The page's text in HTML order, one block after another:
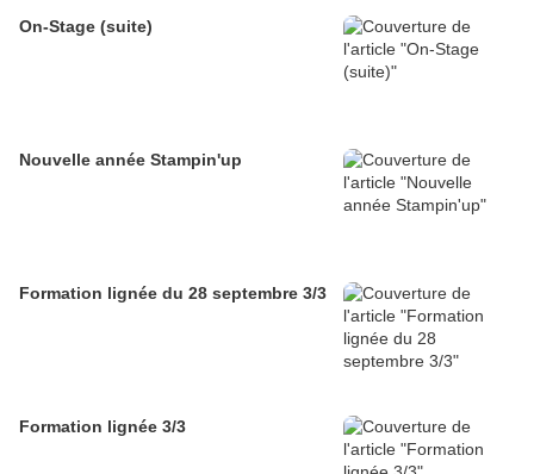
On-Stage (suite)
Nouvelle année Stampin'up
Formation lignée du 28 septembre 3/3
Formation lignée 3/3